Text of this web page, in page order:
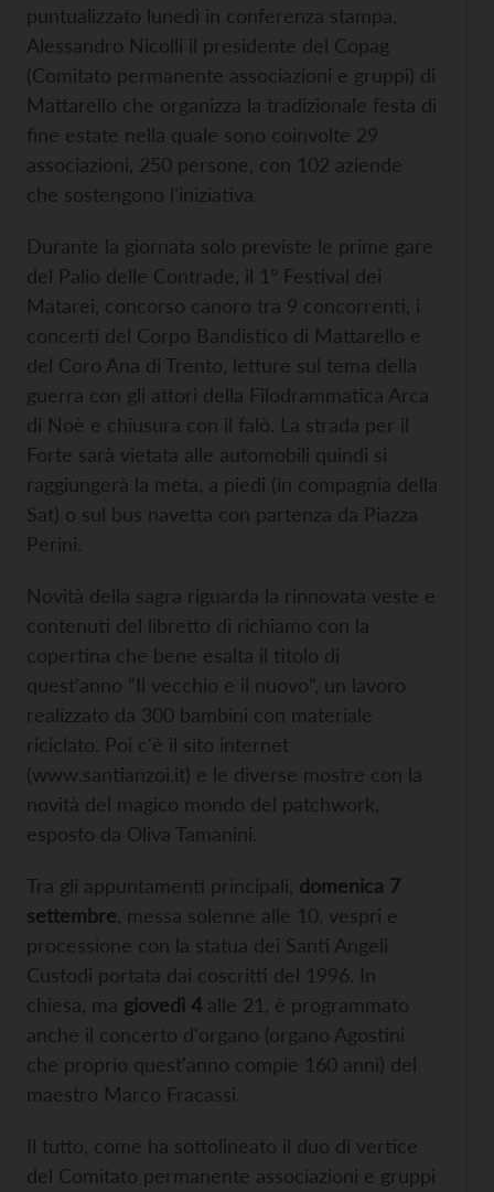
puntualizzato lunedì in conferenza stampa,
Alessandro Nicolli il presidente del Copag
(Comitato permanente associazioni e gruppi) di
Mattarello che organizza la tradizionale festa di
fine estate nella quale sono coinvolte 29
associazioni, 250 persone, con 102 aziende
che sostengono l’iniziativa.
Durante la giornata solo previste le prime gare
del Palio delle Contrade, il 1° Festival dei
Matarei, concorso canoro tra 9 concorrenti, i
concerti del Corpo Bandistico di Mattarello e
del Coro Ana di Trento, letture sul tema della
guerra con gli attori della Filodrammatica Arca
di Noè e chiusura con il falò. La strada per il
Forte sarà vietata alle automobili quindi si
raggiungerà la meta, a piedi (in compagnia della
Sat) o sul bus navetta con partenza da Piazza
Perini.
Novità della sagra riguarda la rinnovata veste e
contenuti del libretto di richiamo con la
copertina che bene esalta il titolo di
quest’anno “Il vecchio e il nuovo”, un lavoro
realizzato da 300 bambini con materiale
riciclato. Poi c'è il sito internet
(www.santianzoi.it) e le diverse mostre con la
novità del magico mondo del patchwork,
esposto da Oliva Tamanini.
Tra gli appuntamenti principali, domenica 7
settembre, messa solenne alle 10, vespri e
processione con la statua dei Santi Angeli
Custodi portata dai coscritti del 1996. In
chiesa, ma giovedì 4 alle 21, è programmato
anche il concerto d'organo (organo Agostini
che proprio quest'anno compie 160 anni) del
maestro Marco Fracassi.
Il tutto, come ha sottolineato il duo di vertice
del Comitato permanente associazioni e gruppi